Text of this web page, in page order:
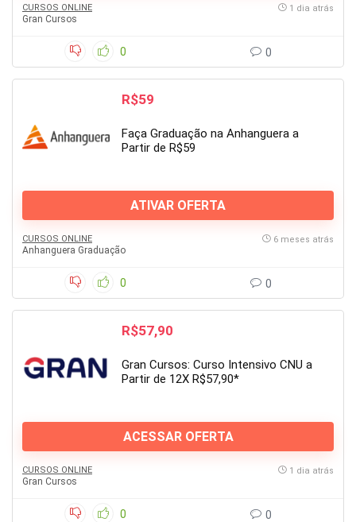
CURSOS ONLINE
Gran Cursos
1 dia atrás
0 0
R$59
Faça Graduação na Anhanguera a
Partir de R$59
ATIVAR OFERTA
CURSOS ONLINE
Anhanguera Graduação
6 meses atrás
0 0
R$57,90
Gran Cursos: Curso Intensivo CNU a
Partir de 12X R$57,90*
ACESSAR OFERTA
CURSOS ONLINE
Gran Cursos
1 dia atrás
0 0